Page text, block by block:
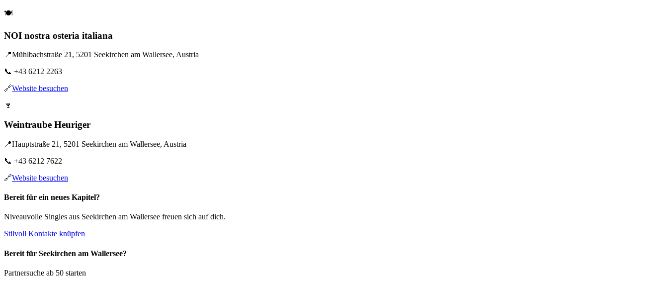
🍽️
NOI nostra osteria italiana
📍Mühlbachstraße 21, 5201 Seekirchen am Wallersee, Austria
📞 +43 6212 2263
🔗Website besuchen
🍷
Weintraube Heuriger
📍Hauptstraße 21, 5201 Seekirchen am Wallersee, Austria
📞 +43 6212 7622
🔗Website besuchen
Bereit für ein neues Kapitel?
Niveauvolle Singles aus Seekirchen am Wallersee freuen sich auf dich.
Stilvoll Kontakte knüpfen
Bereit für Seekirchen am Wallersee?
Partnersuche ab 50 starten